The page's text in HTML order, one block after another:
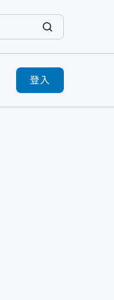
登入